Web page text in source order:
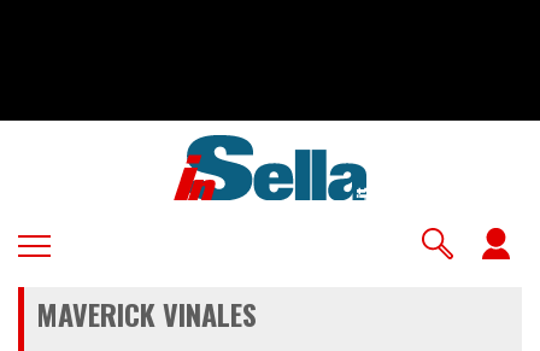
MAVERICK VINALES